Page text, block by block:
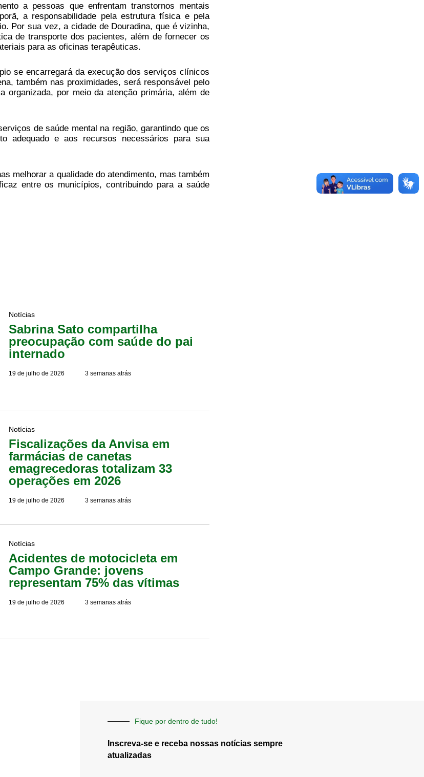
a pessoas que enfrentam transtornos mentais
a responsabilidade pela estrutura física e pela
Por sua vez, a cidade de Douradina, que é vizinha,
de transporte dos pacientes, além de fornecer os
para as oficinas terapêuticas.
se encarregará da execução dos serviços clínicos
também nas proximidades, será responsável pelo
organizada, por meio da atenção primária, além de
de saúde mental na região, garantindo que os
adequado e aos recursos necessários para sua
melhorar a qualidade do atendimento, mas também
entre os municípios, contribuindo para a saúde
Notícias
Sabrina Sato compartilha
preocupação com saúde do pai
internado
19 de julho de 2026 3 semanas atrás
Notícias
Fiscalizações da Anvisa em
farmácias de canetas
emagrecedoras totalizam 33
operações em 2026
19 de julho de 2026 3 semanas atrás
Notícias
Acidentes de motocicleta em
Campo Grande: jovens
representam 75% das vítimas
19 de julho de 2026 3 semanas atrás
Fique por dentro de tudo!
Inscreva-se e receba nossas notícias sempre
atualizadas